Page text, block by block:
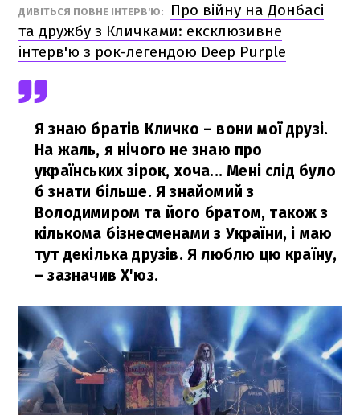
ДИВІТЬСЯ ПОВНЕ ІНТЕРВ'Ю:
Про війну на Донбасі
та дружбу з Кличками: ексклюзивне
інтерв'ю з рок-легендою Deep Purple
Я знаю братів Кличко – вони мої друзі.
На жаль, я нічого не знаю про
українських зірок, хоча... Мені слід було
б знати більше. Я знайомий з
Володимиром та його братом, також з
кількома бізнесменами з України, і маю
тут декілька друзів. Я люблю цю країну,
– зазначивХ'юз.